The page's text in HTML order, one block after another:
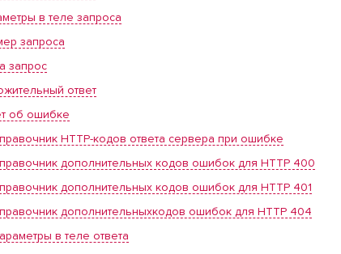
в теле запроса
запроса
запрос
ответ
об ошибке
HTTP-кодов ответа сервера при ошибке
дополнительных кодов ошибок для HTTP 400
дополнительных кодов ошибок для HTTP 401
дополнительныхкодов ошибок для HTTP 404
в теле ответа